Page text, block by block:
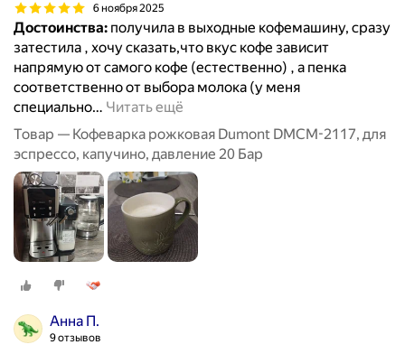
6 ноября 2025
Достоинства: получила в выходные кофемашину, сразу
затестила , хочу сказать,что вкус кофе зависит
напрямую от самого кофе (естественно) , а пенка
соответственно от выбора молока (у меня
специально… Читать ещё
Товар — Кофеварка рожковая Dumont DMCM-2117, для
эспрессо, капучино, давление 20 Бар
Анна П.
9 отзывов